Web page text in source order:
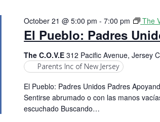
El Pueblo: Padres
October 21 @ 5:00 pm -7:00 pm The
The C.O.V.E312 Pacific Avenue, Jersey
Parents Inc of New Jersey
El Pueblo: Padres Unidos Padres
Sentirse abrumado o con las manos
escuchado Buscando…